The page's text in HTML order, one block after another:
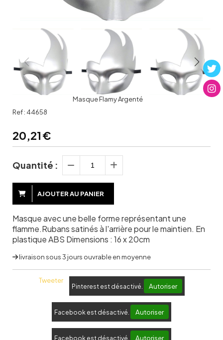
Masque Flamy Argenté
Ref : 44658
20,21€
Quantité :
AJOUTER AU PANIER
Masque avec une belle forme représentant une
flamme.Rubans satinés à l'arrière pour le maintien. En
plastique ABS Dimensions : 16 x 20cm
livraison sous 3 jours ouvrable en moyenne
Tweeter
Pinterest est désactivé. Autoriser
Facebook est désactivé. Autoriser
Facebook est désactivé. Autoriser